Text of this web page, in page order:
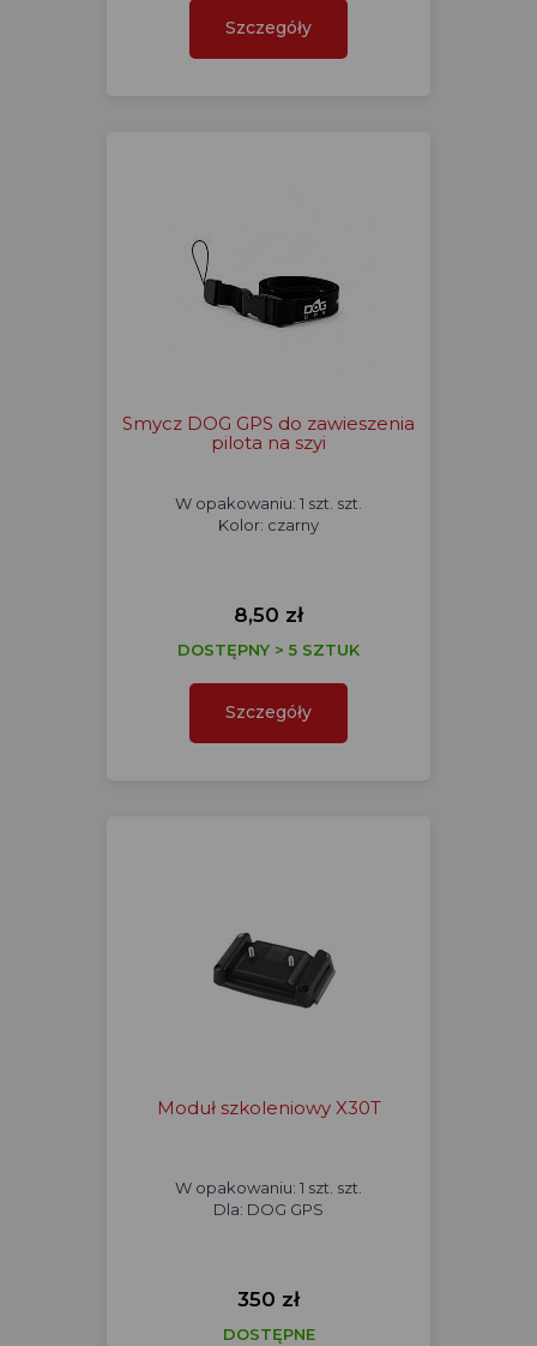
Szczegóły
Smycz DOG GPS do zawieszenia
pilota na szyi
W opakowaniu: 1 szt. szt.
Kolor: czarny
8,50 zł
DOSTĘPNY > 5 SZTUK
Szczegóły
Moduł szkoleniowy X30T
W opakowaniu: 1 szt. szt.
Dla: DOG GPS
350 zł
DOSTĘPNE